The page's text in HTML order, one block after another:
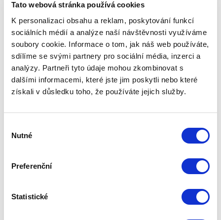
Tato webová stránka používá cookies
K personalizaci obsahu a reklam, poskytování funkcí
sociálních médií a analýze naší návštěvnosti využíváme
soubory cookie. Informace o tom, jak náš web používáte,
sdílíme se svými partnery pro sociální média, inzerci a
analýzy. Partneři tyto údaje mohou zkombinovat s
dalšími informacemi, které jste jim poskytli nebo které
získali v důsledku toho, že používáte jejich služby.
souhlasu
Nutné
Preferenční
Statistické
Myslivecké a lovecké potřeby
širokého sortimentu v Prostějově.
Do eshopu
grilů pro domácí i profesionální